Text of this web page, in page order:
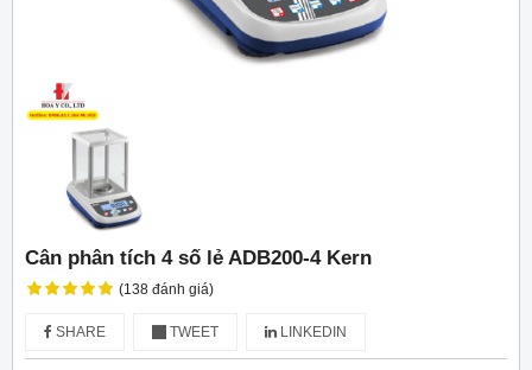
Cân phân tích 4 số lẻ ADB200-4 Kern
(138 đánh giá)
SHARE TWEET LINKEDIN